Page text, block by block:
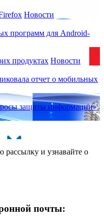
Новости
программ для Android-
продуктах Новости
отчет о мобильных
защиты информации»
и узнавайте о
почты: